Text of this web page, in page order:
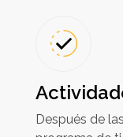
Después de